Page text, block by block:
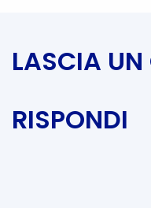
LASCIA
RISPONDI